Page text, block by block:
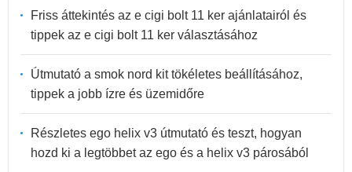
Friss áttekintés az e cigi bolt 11 ker ajánlatairól és
tippek az e cigi bolt 11 ker választásához
Útmutató a smok nord kit tökéletes beállításához,
tippek a jobb ízre és üzemidőre
Részletes ego helix v3 útmutató és teszt, hogyan
hozd ki a legtöbbet az ego és a helix v3 párosából